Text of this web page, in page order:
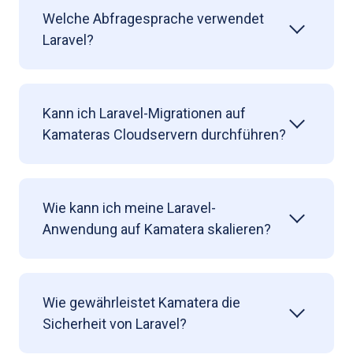
Welche Abfragesprache verwendet
Laravel?
Kann ich Laravel-Migrationen auf
Kamateras Cloudservern durchführen?
Wie kann ich meine Laravel-
Anwendung auf Kamatera skalieren?
Wie gewährleistet Kamatera die
Sicherheit von Laravel?